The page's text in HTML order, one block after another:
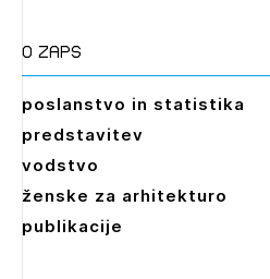
O zaps
poslanstvo in statistika
predstavitev
vodstvo
ženske za arhitekturo
publikacije